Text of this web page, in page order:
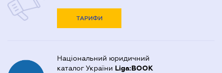
ТАРИФИ
Національний юридичний
каталог України Liga:BOOK